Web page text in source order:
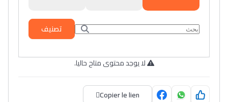
تصنيف
لا يوجد محتوى متاح حاليا.
Copier le lien